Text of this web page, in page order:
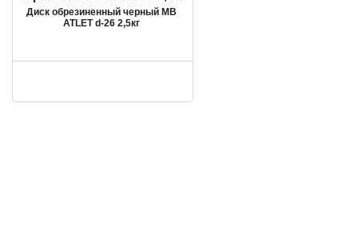
Диск обрезиненный черный MB
ATLET d-26 2,5кг